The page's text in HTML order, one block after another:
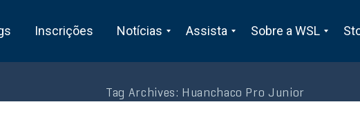
Inscrições Notícias Assista Sobre a WSL
Tag Archives: Huanchaco Pro Junior